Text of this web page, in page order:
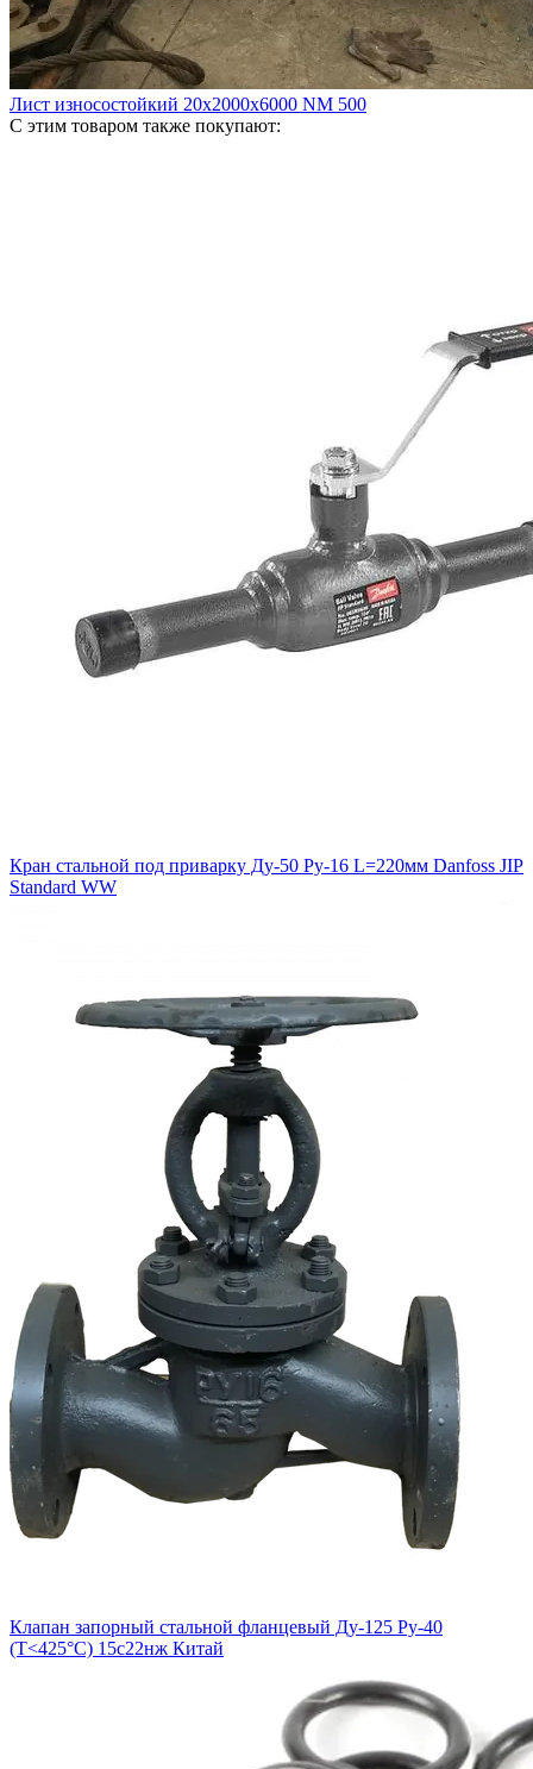
Лист износостойкий 20х2000х6000 NM 500
С этим товаром также покупают:
Кран стальной под приварку Ду-50 Ру-16 L=220мм Danfoss JIP
Standard WW
Клапан запорный стальной фланцевый Ду-125 Ру-40
(Т<425°С) 15с22нж Китай